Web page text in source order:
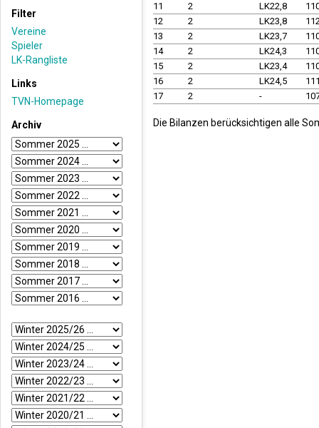
Filter
Vereine
Spieler
LK-Rangliste
Links
TVN-Homepage
Archiv
11
2 LK22,8
12
2 LK23,8
13
2 LK23,7
14
2 LK24,3
15
2 LK23,4
16
2 LK24,5
17
2 -
Die Bilanzen berücksichtigen alle